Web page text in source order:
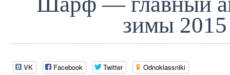
зимы 2015
VK Facebook Twitter Odnoklassniki